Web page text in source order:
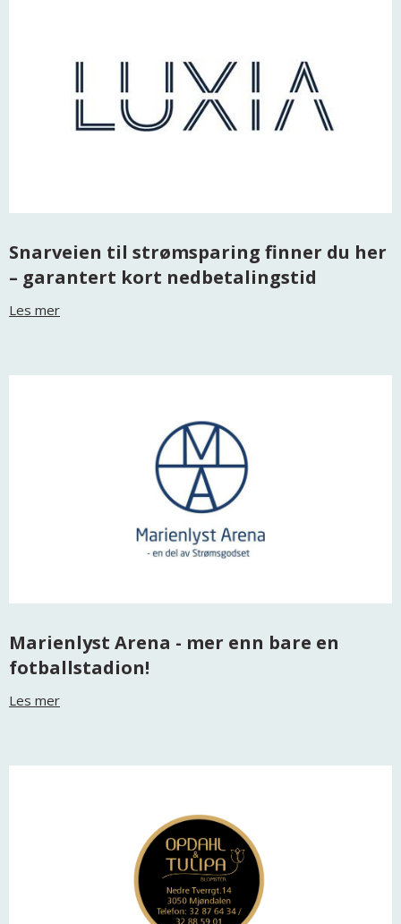
Snarveien til strømsparing finner du her
– garantert kort nedbetalingstid
Les mer
Marienlyst Arena - mer enn bare en
fotballstadion!
Les mer